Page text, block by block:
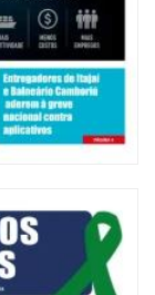
e queda de